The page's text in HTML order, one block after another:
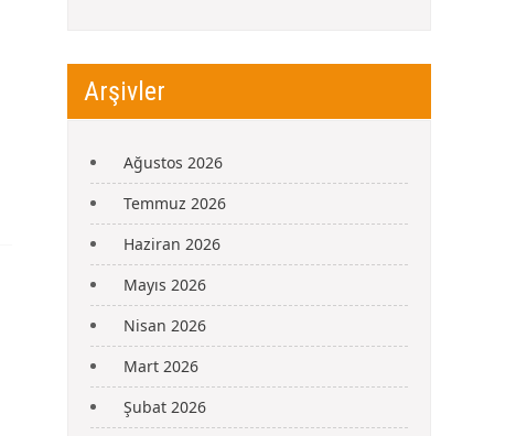
Arşivler
Ağustos 2026
Temmuz 2026
Haziran 2026
Mayıs 2026
Nisan 2026
Mart 2026
Şubat 2026